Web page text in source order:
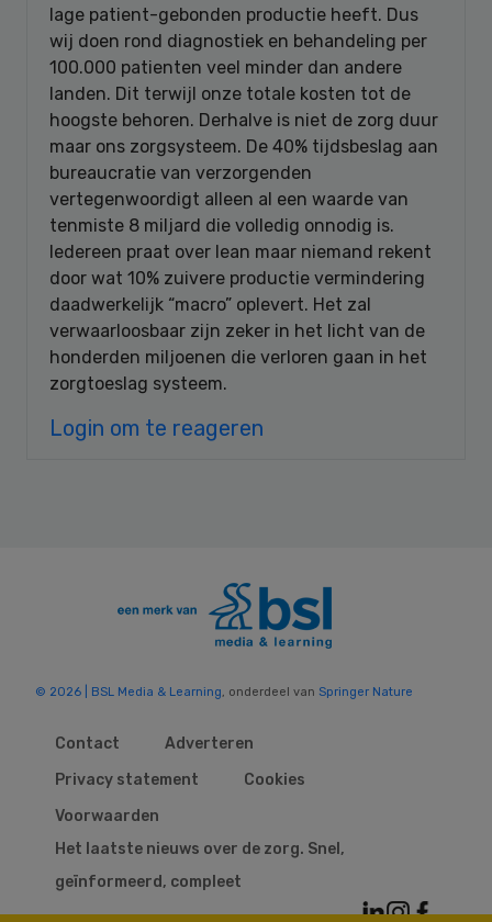
lage patient-gebonden productie heeft. Dus
wij doen rond diagnostiek en behandeling per
100.000 patienten veel minder dan andere
landen. Dit terwijl onze totale kosten tot de
hoogste behoren. Derhalve is niet de zorg duur
maar ons zorgsysteem. De 40% tijdsbeslag aan
bureaucratie van verzorgenden
vertegenwoordigt alleen al een waarde van
tenmiste 8 miljard die volledig onnodig is.
Iedereen praat over lean maar niemand rekent
door wat 10% zuivere productie vermindering
daadwerkelijk “macro” oplevert. Het zal
verwaarloosbaar zijn zeker in het licht van de
honderden miljoenen die verloren gaan in het
zorgtoeslag systeem.
Login om te reageren
© 2026 | BSL Media & Learning , onderdeel van Springer Nature
Contact
Adverteren
Privacy statement
Cookies
Voorwaarden
Het laatste nieuws over de zorg. Snel,
geïnformeerd, compleet